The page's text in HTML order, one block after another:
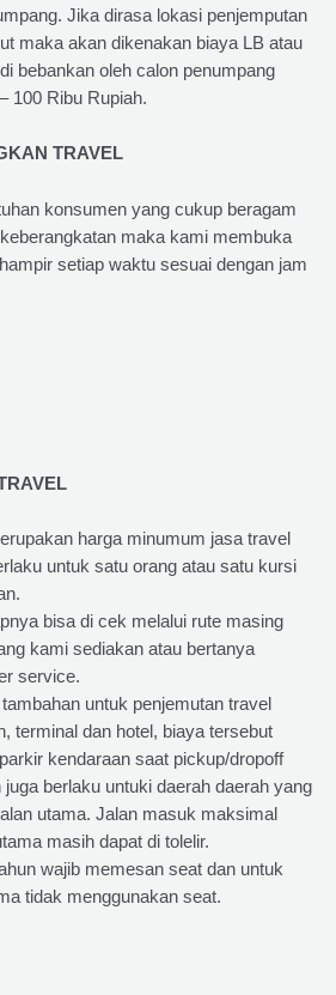
Jika dirasa lokasi penjemputan
maka akan dikenakan biaya LB atau
bebankan oleh calon penumpang
100 Ribu Rupiah.
TRAVEL
konsumen yang cukup beragam
maka kami membuka
setiap waktu sesuai dengan jam
harga minumum jasa travel
untuk satu orang atau satu kursi
bisa di cek melalui rute masing
kami sediakan atau bertanya
service.
untuk penjemutan travel
terminal dan hotel, biaya tersebut
kendaraan saat pickup/dropoff
juga berlaku untuki daerah daerah yang
utama. Jalan masuk maksimal
masih dapat di tolelir.
wajib memesan seat dan untuk
tidak menggunakan seat.